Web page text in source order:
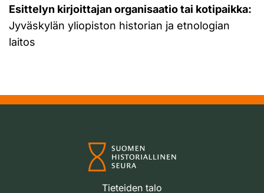
Esittelyn kirjoittajan organisaatio tai kotipaikka:
Jyväskylän yliopiston historian ja etnologian
laitos
Tieteiden talo